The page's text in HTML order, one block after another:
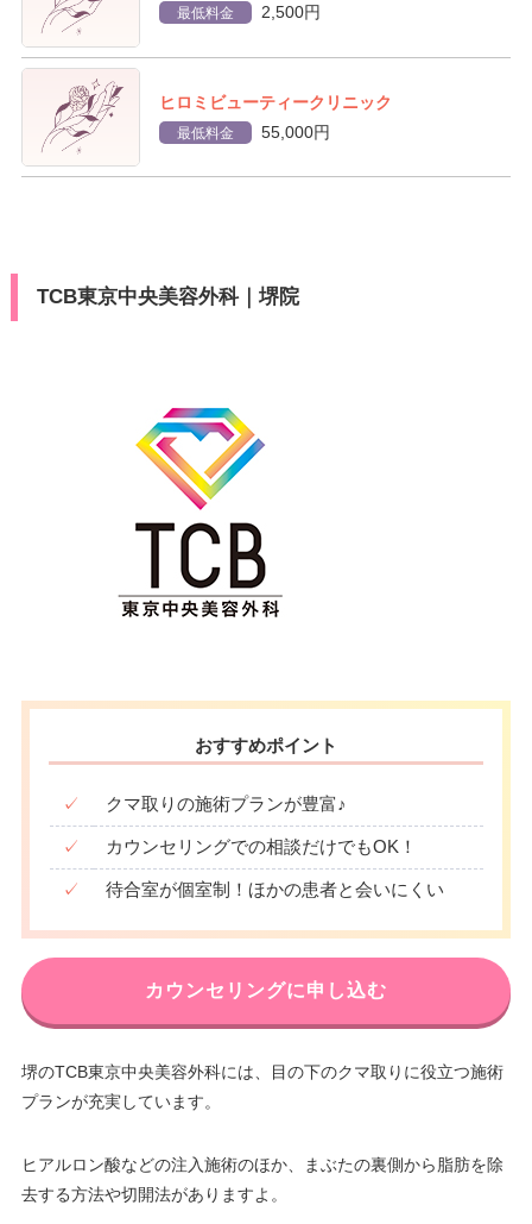
最低料金 2,500円
ヒロミビューティークリニック
最低料金 55,000円
TCB東京中央美容外科｜堺院
おすすめポイント
✓ クマ取りの施術プランが豊富♪
✓ カウンセリングでの相談だけでもOK！
✓ 待合室が個室制！ほかの患者と会いにくい
カウンセリングに申し込む
堺のTCB東京中央美容外科には、目の下のクマ取りに役立つ施術
プランが充実しています。
ヒアルロン酸などの注入施術のほか、まぶたの裏側から脂肪を除
去する方法や切開法がありますよ。